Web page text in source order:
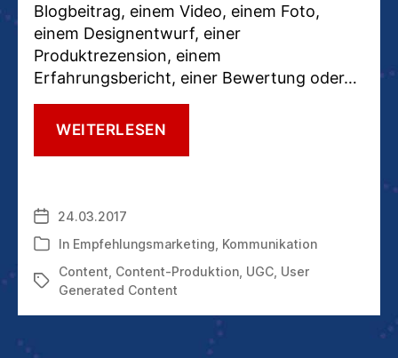
Blogbeitrag, einem Video, einem Foto,
einem Designentwurf, einer
Produktrezension, einem
Erfahrungsbericht, einer Bewertung oder…
WEITERLESEN
FÜR
CONTENT-
PRODUKTION
GEWINNEN
Veröffentlichungsdatum
24.03.2017
Kategorien
In Empfehlungsmarketing Kommunikation
Schlagwörter
Content Content-Produktion UGC User
Generated Content